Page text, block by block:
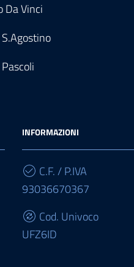
Da Vinci
INFORMAZIONI
C.F. / P.IVA
93036670367
Cod. Univoco
UFZ6ID